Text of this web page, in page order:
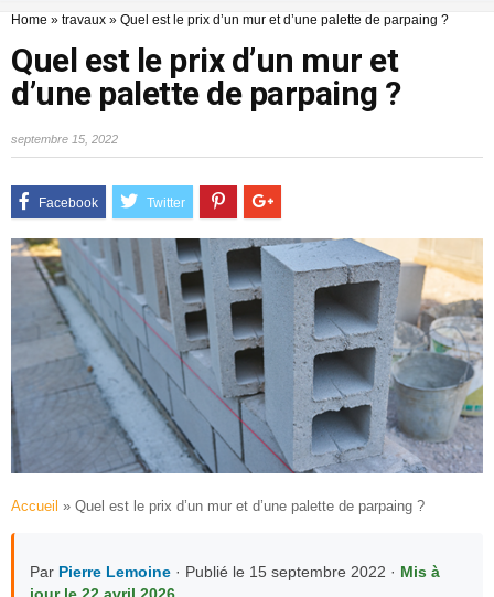
Home » travaux » Quel est le prix d’un mur et d’une palette de parpaing ?
Quel est le prix d’un mur et
d’une palette de parpaing ?
septembre 15, 2022
Accueil » Quel est le prix d’un mur et d’une palette de parpaing ?
Par Pierre Lemoine · Publié le 15 septembre 2022 · Mis à
jour le 22 avril 2026